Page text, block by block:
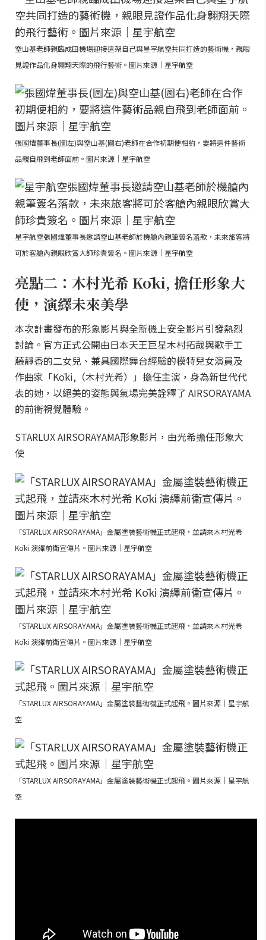
空山基老師親臨成田機場迎接這架自己與星宇航空共同打造的藝術機，親眼
見證作品化身翱翔天際的飛行藝術。圖片來源｜星宇航空
張國煒董事長(圖左)與空山基(圖右)老師在合作初期便相約，要將這件藝術
品親自飛到老師面前。圖片來源｜星宇航空
星宇航空張國煒董事長邀請空山基老師於機艙內親筆簽名落款，未來旅客將
可於客艙內親眼欣賞大師珍貴簽名。圖片來源｜星宇航空
亮點二：木村光希 Kōki, 擔任形象大
使，演繹未來美學
本次計畫發布的形象影片與全新機上安全影片引發熱烈
討論。官方正式公開由日本天王巨星木村拓哉與歌手工
藤靜香的二女兒、兼具國際舞台經驗的模特兒女演員及
作曲家「Kōki,（木村光希）」擔任主演，身為新世代代
表的她，以絕美的姿態與氣場完美詮釋了 AIRSORAYAMA
的前衛視覺體驗。
STARLUX AIRSORAYAMA形象影片，由光希擔任形象大
使
「STARLUX AIRSORAYAMA」金屬塗裝藝術機正式起飛，並請來木村光希
Kōki 演繹前衛宣傳片。圖片來源｜星宇航空
「STARLUX AIRSORAYAMA」金屬塗裝藝術機正式起飛，並請來木村光希
Kōki 演繹前衛宣傳片。圖片來源｜星宇航空
「STARLUX AIRSORAYAMA」金屬塗裝藝術機正式起飛。圖片來源｜星宇航
空
「STARLUX AIRSORAYAMA」金屬塗裝藝術機正式起飛。圖片來源｜星宇航
空